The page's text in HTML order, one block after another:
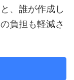
、誰が作成し
負担も軽減さ